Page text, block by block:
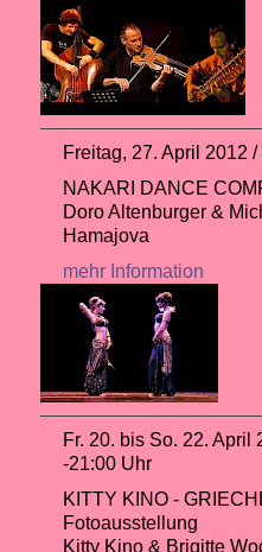
Freitag, 27. April 2012
NAKARI DANCE
Doro Altenburger &
Hamajova
mehr Information
Fr. 20. bis So. 22. April
-21:00 Uhr
KITTY KINO -
Fotoausstellung
Kitty Kino & Brigitte